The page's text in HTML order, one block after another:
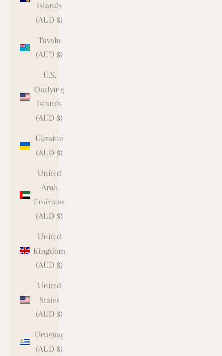
Islands
(AUD $)
Tuvalu
(AUD $)
U.S.
Outlying
Islands
(AUD $)
Ukraine
(AUD $)
United
Arab
Emirates
(AUD $)
United
Kingdom
(AUD $)
United
States
(AUD $)
Uruguay
(AUD $)